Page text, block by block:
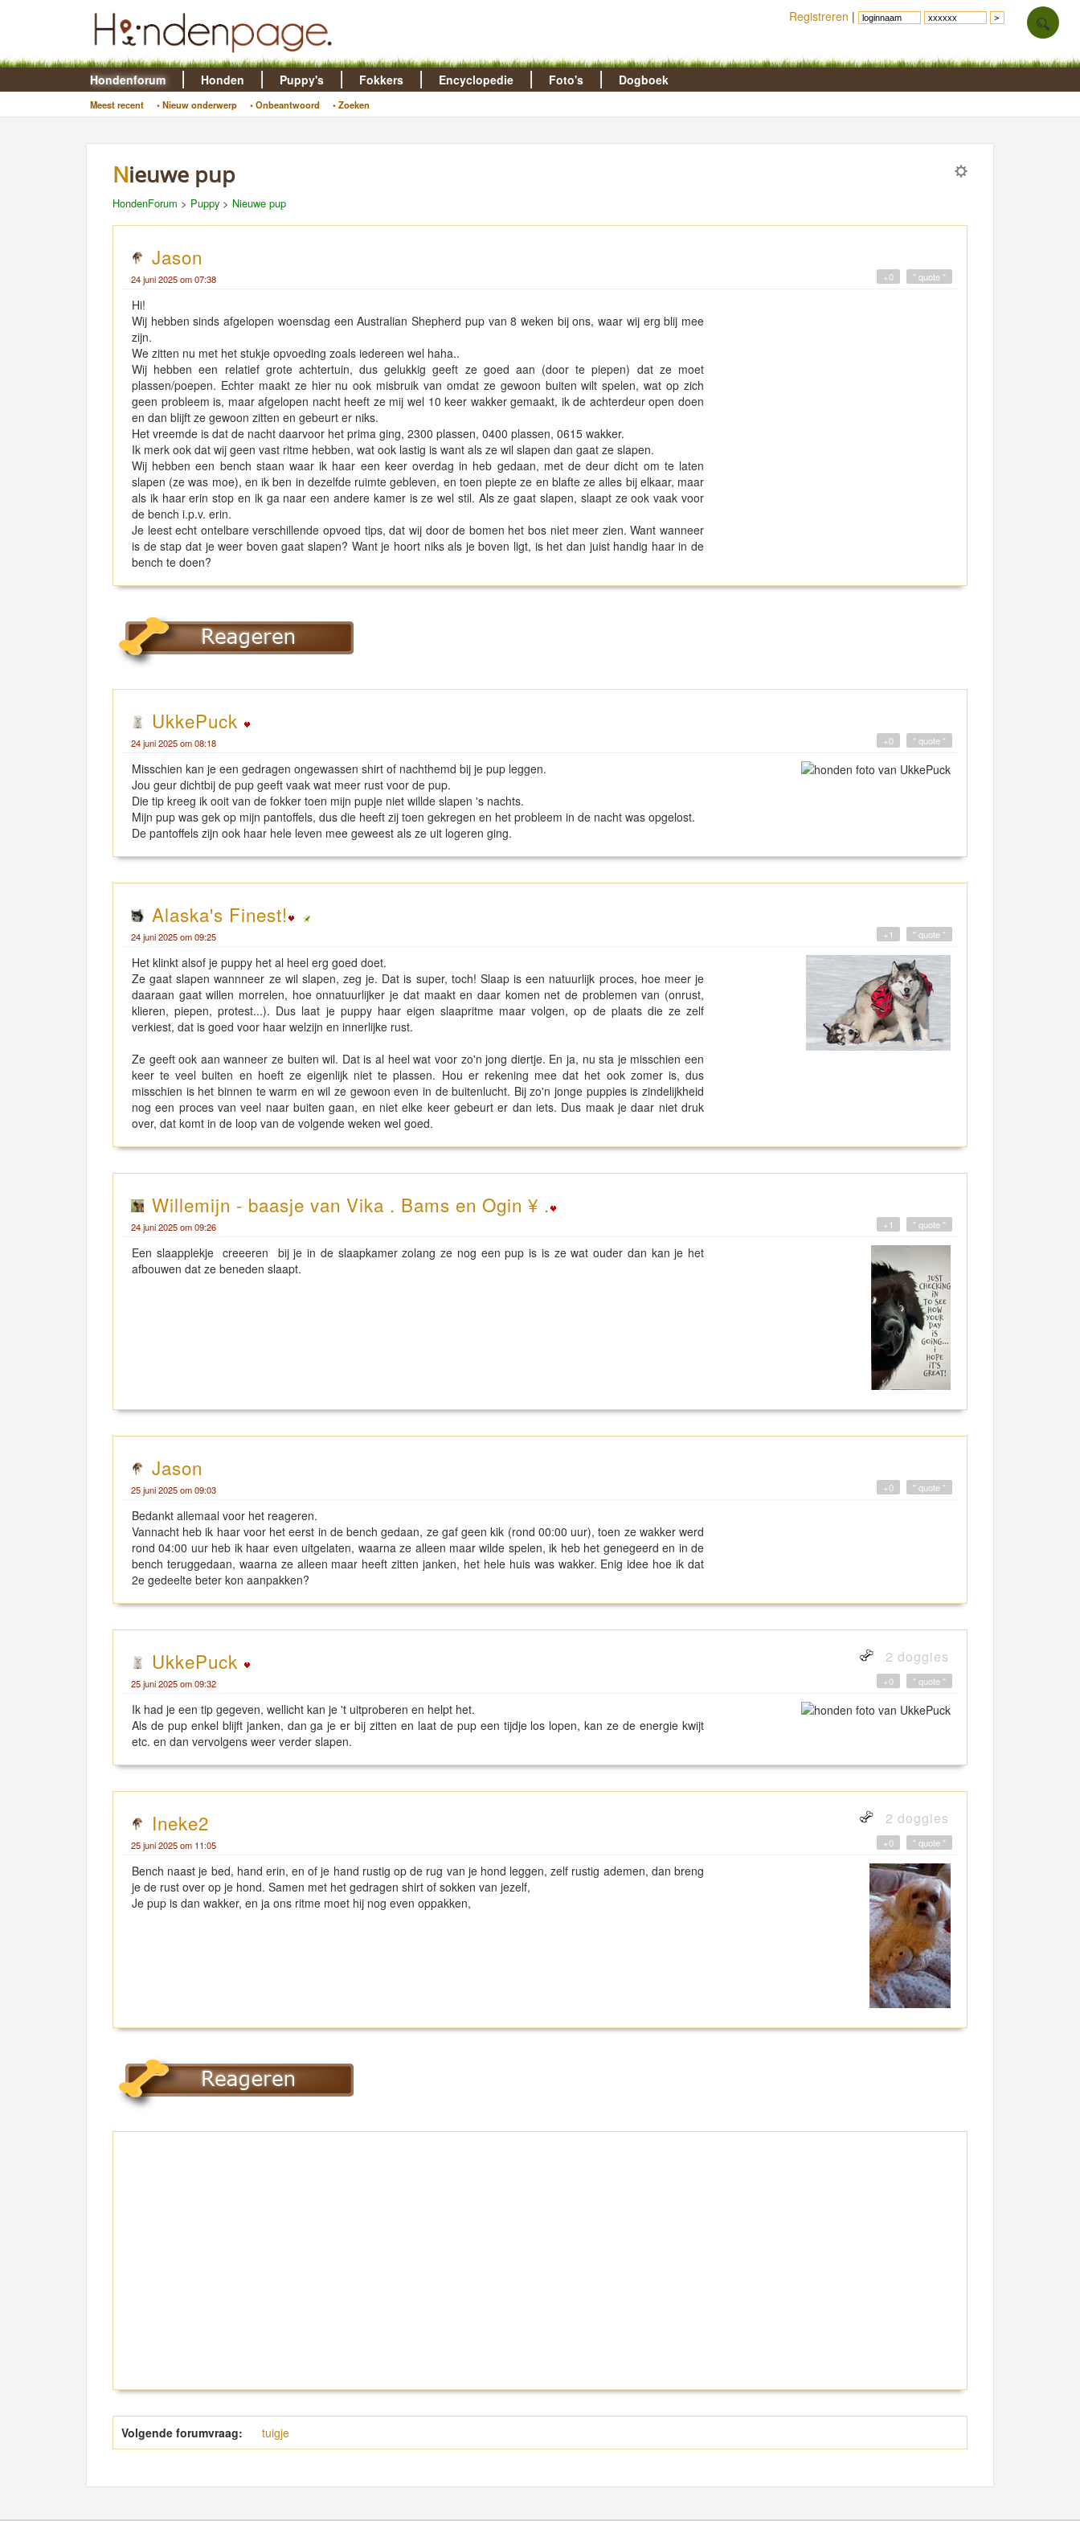
Hondenforum
Meest recent • Nieuw onderwerp • Onbeantwoord • Zoeken
Honden Puppy's Fokkers Encyclopedie Foto's Dogboek
Nieuwe pup
HondenForum > Puppy > Nieuwe pup
Jason
24 juni 2025 om 07:38 " quote "
+0
Hi!
Wij hebben sinds afgelopen woensdag een Australian Shepherd pup van 8 weken bij ons, waar wij erg blij mee
zijn.
We zitten nu met het stukje opvoeding zoals iedereen wel haha..
Wij hebben een relatief grote achtertuin, dus gelukkig geeft ze goed aan (door te piepen) dat ze moet
plassen/poepen. Echter maakt ze hier nu ook misbruik van omdat ze gewoon buiten wilt spelen, wat op zich
geen probleem is, maar afgelopen nacht heeft ze mij wel 10 keer wakker gemaakt, ik de achterdeur open doen
en dan blijft ze gewoon zitten en gebeurt er niks.
Het vreemde is dat de nacht daarvoor het prima ging, 2300 plassen, 0400 plassen, 0615 wakker.
Ik merk ook dat wij geen vast ritme hebben, wat ook lastig is want als ze wil slapen dan gaat ze slapen.
Wij hebben een bench staan waar ik haar een keer overdag in heb gedaan, met de deur dicht om te laten
slapen (ze was moe), en ik ben in dezelfde ruimte gebleven, en toen piepte ze en blafte ze alles bij elkaar, maar
als ik haar erin stop en ik ga naar een andere kamer is ze wel stil. Als ze gaat slapen, slaapt ze ook vaak voor
de bench i.p.v. erin.
Je leest echt ontelbare verschillende opvoed tips, dat wij door de bomen het bos niet meer zien. Want wanneer
is de stap dat je weer boven gaat slapen? Want je hoort niks als je boven ligt, is het dan juist handig haar in de
bench te doen?
UkkePuck
24 juni 2025 om 08:18 " quote "
+0
Misschien kan je een gedragen ongewassen shirt of nachthemd bij je pup leggen.
Jou geur dichtbij de pup geeft vaak wat meer rust voor de pup.
Die tip kreeg ik ooit van de fokker toen mijn pupje niet willde slapen 's nachts.
Mijn pup was gek op mijn pantoffels, dus die heeft zij toen gekregen en het probleem in de nacht was opgelost.
De pantoffels zijn ook haar hele leven mee geweest als ze uit logeren ging.
Alaska's Finest!
24 juni 2025 om 09:25 " quote "
+1
Het klinkt alsof je puppy het al heel erg goed doet.
Ze gaat slapen wannneer ze wil slapen, zeg je. Dat is super, toch! Slaap is een natuurlijk proces, hoe meer je
daaraan gaat willen morrelen, hoe onnatuurlijker je dat maakt en daar komen net de problemen van (onrust,
klieren, piepen, protest...). Dus laat je puppy haar eigen slaapritme maar volgen, op de plaats die ze zelf
verkiest, dat is goed voor haar welzijn en innerlijke rust.
Ze geeft ook aan wanneer ze buiten wil. Dat is al heel wat voor zo'n jong diertje. En ja, nu sta je misschien een
keer te veel buiten en hoeft ze eigenlijk niet te plassen. Hou er rekening mee dat het ook zomer is, dus
misschien is het binnen te warm en wil ze gewoon even in de buitenlucht. Bij zo'n jonge puppies is zindelijkheid
nog een proces van veel naar buiten gaan, en niet elke keer gebeurt er dan iets. Dus maak je daar niet druk
over, dat komt in de loop van de volgende weken wel goed.
Willemijn - baasje van Vika . Bams en Ogin ¥ .
24 juni 2025 om 09:26 " quote "
+1
Een slaapplekje creeeren bij je in de slaapkamer zolang ze nog een pup is is ze wat ouder dan kan je het
afbouwen dat ze beneden slaapt.
Jason
25 juni 2025 om 09:03 " quote "
+0
Bedankt allemaal voor het reageren.
Vannacht heb ik haar voor het eerst in de bench gedaan, ze gaf geen kik (rond 00:00 uur), toen ze wakker werd
rond 04:00 uur heb ik haar even uitgelaten, waarna ze alleen maar wilde spelen, ik heb het genegeerd en in de
bench teruggedaan, waarna ze alleen maar heeft zitten janken, het hele huis was wakker. Enig idee hoe ik dat
2e gedeelte beter kon aanpakken?
UkkePuck 2 doggies
25 juni 2025 om 09:32 " quote "
+0
Ik had je een tip gegeven, wellicht kan je 't uitproberen en helpt het.
Als de pup enkel blijft janken, dan ga je er bij zitten en laat de pup een tijdje los lopen, kan ze de energie kwijt
etc. en dan vervolgens weer verder slapen.
Ineke2 2 doggies
25 juni 2025 om 11:05 " quote "
+0
Bench naast je bed, hand erin, en of je hand rustig op de rug van je hond leggen, zelf rustig ademen, dan breng
je de rust over op je hond. Samen met het gedragen shirt of sokken van jezelf,
Je pup is dan wakker, en ja ons ritme moet hij nog even oppakken,
Volgende forumvraag: tuigje
Registreren |